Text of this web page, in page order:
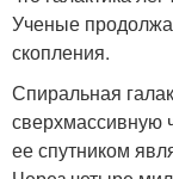
Ученые
скопления.
Спиральная
сверхмассивную
ее спутником